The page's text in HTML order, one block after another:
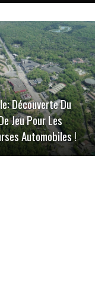
Découverte Du
Jeu Pour Les
Automobiles !